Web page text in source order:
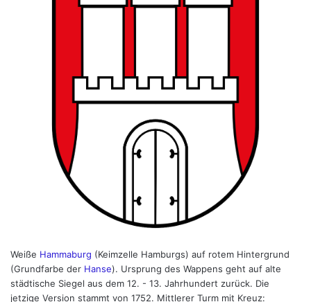
Weiße Hammaburg (Keimzelle Hamburgs) auf rotem Hintergrund
(Grundfarbe der Hanse). Ursprung des Wappens geht auf alte
städtische Siegel aus dem 12. - 13. Jahrhundert zurück. Die
jetzige Version stammt von 1752. Mittlerer Turm mit Kreuz: